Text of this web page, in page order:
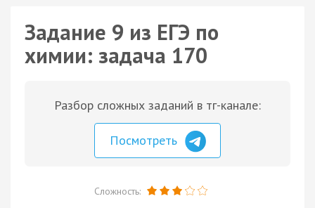
Задание 9 из ЕГЭ по
химии: задача 170
Разбор сложных заданий в тг-канале:
Посмотреть
Сложность: